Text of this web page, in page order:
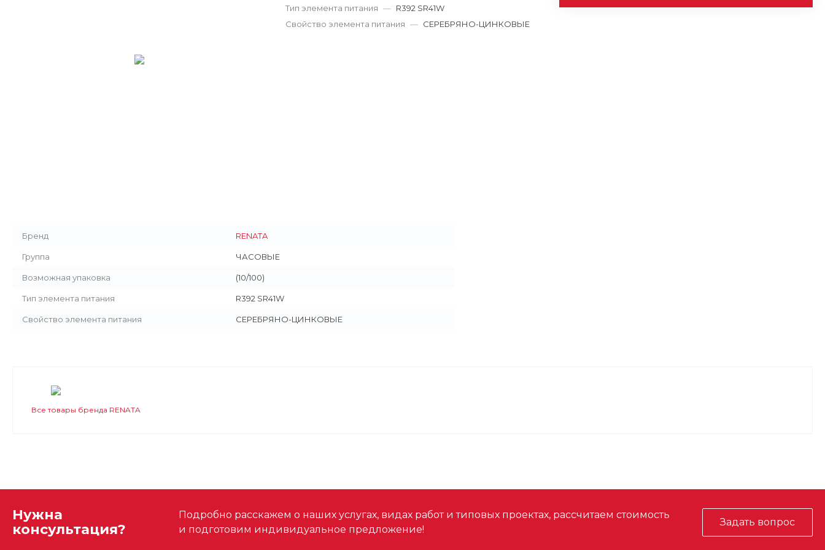
Пн-Пт: 9:00-19:00
Тип элемента питания — R392 SR41W
Свойство элемента питания — СЕРЕБРЯНО-ЦИНКОВЫЕ
Бренд RENATA
Группа ЧАСОВЫЕ
Возможная упаковка (10/100)
Тип элемента питания R392 SR41W
Свойство элемента питания СЕРЕБРЯНО-ЦИНКОВЫЕ
Все товары бренда RENATA
Нужна
консультация?
Подробно расскажем о наших услугах, видах работ и типовых проектах, рассчитаем стоимость
и подготовим индивидуальное предложение!
Задать вопрос